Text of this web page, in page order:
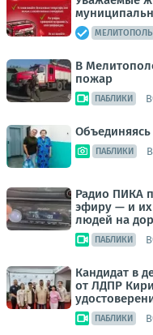
МЕЛИТОПОЛЬ
В
пожар
ПАБЛИКИ
ПАБЛИКИ
Радио ПИКА
эфиру — и
людей на
ПАБЛИКИ
Кандидат в
от ЛДПР
ПАБЛИКИ